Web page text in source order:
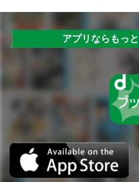
アプリならもっ